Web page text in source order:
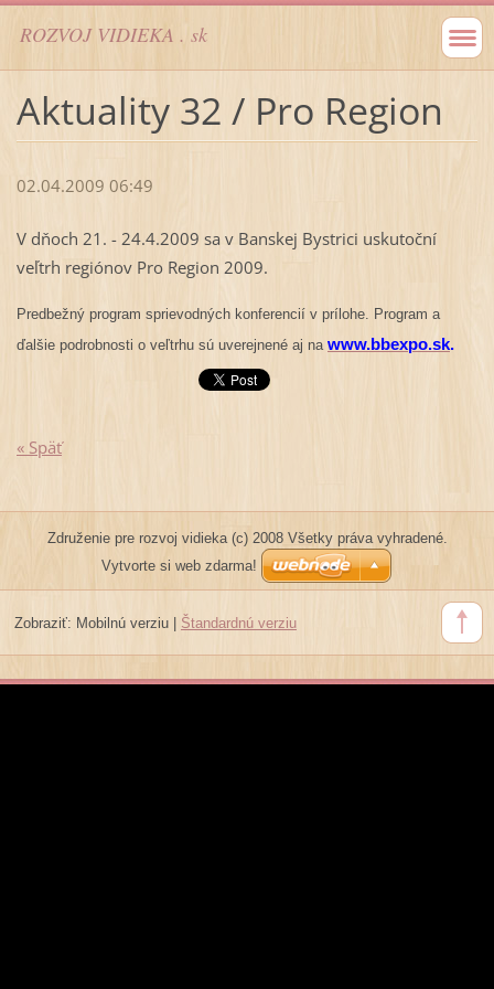
ROZVOJ VIDIEKA . sk
Aktuality 32 / Pro Region
02.04.2009 06:49
V dňoch 21. - 24.4.2009 sa v Banskej Bystrici uskutoční
veľtrh regiónov Pro Region 2009.
Predbežný program sprievodných konferencií v prílohe. Program a
ďalšie podrobnosti o veľtrhu sú uverejnené aj na www.bbexpo.sk.
« Späť
Združenie pre rozvoj vidieka (c) 2008 Všetky práva vyhradené.
Vytvorte si web zdarma!
Zobraziť: Mobilnú verziu| Štandardnú verziu